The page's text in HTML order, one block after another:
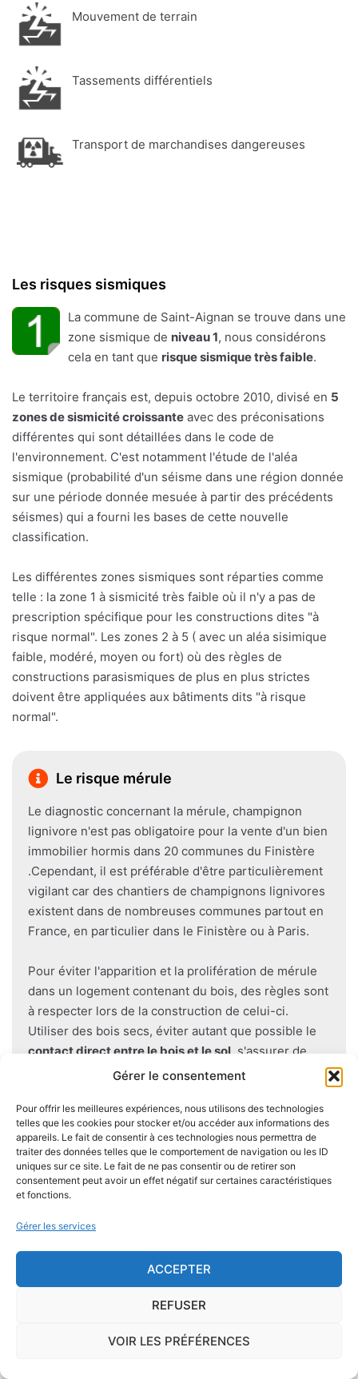
Gérer le consentement
Pour offrir les meilleures expériences, nous utilisons des technologies
telles que les cookies pour stocker et/ou accéder aux informations des
appareils. Le fait de consentir à ces technologies nous permettra de
traiter des données telles que le comportement de navigation ou les ID
uniques sur ce site. Le fait de ne pas consentir ou de retirer son
consentement peut avoir un effet négatif sur certaines caractéristiques
et fonctions.
Gérer les services
ACCEPTER
REFUSER
VOIR LES PRÉFÉRENCES
Mouvement de terrain
Tassements différentiels
Transport de marchandises dangereuses
Les risques sismiques
La commune de Saint-Aignan se trouve dans une
zone sismique de niveau 1, nous considérons
cela en tant que risque sismique très faible.
Le territoire français est, depuis octobre 2010, divisé en 5
zones de sismicité croissante avec des préconisations
différentes qui sont détaillées dans le code de
l'environnement. C'est notamment l'étude de l'aléa
sismique (probabilité d'un séisme dans une région donnée
sur une période donnée mesuée à partir des précédents
séismes) qui a fourni les bases de cette nouvelle
classification.
Les différentes zones sismiques sont réparties comme
telle : la zone 1 à sismicité très faible où il n'y a pas de
prescription spécifique pour les constructions dites "à
risque normal". Les zones 2 à 5 ( avec un aléa sisimique
faible, modéré, moyen ou fort) où des règles de
constructions parasismiques de plus en plus strictes
doivent être appliquées aux bâtiments dits "à risque
normal".
Le risque mérule
Le diagnostic concernant la mérule, champignon
lignivore n'est pas obligatoire pour la vente d'un bien
immobilier hormis dans 20 communes du Finistère
.Cependant, il est préférable d'être particulièrement
vigilant car des chantiers de champignons lignivores
existent dans de nombreuses communes partout en
France, en particulier dans le Finistère ou à Paris.
Pour éviter l'apparition et la prolifération de mérule
dans un logement contenant du bois, des règles sont
à respecter lors de la construction de celui-ci.
Utiliser des bois secs, éviter autant que possible le
contact direct entre le bois et le sol , s'assurer de
l'étanchéité des façades et toitures ou encore
prévoir des aérations en sous-sol limitent les risques
majeurs d'apparition de champignons lignivores.
Je demande le descriptif des
La commune de Saint-Aignan se trouve dans une